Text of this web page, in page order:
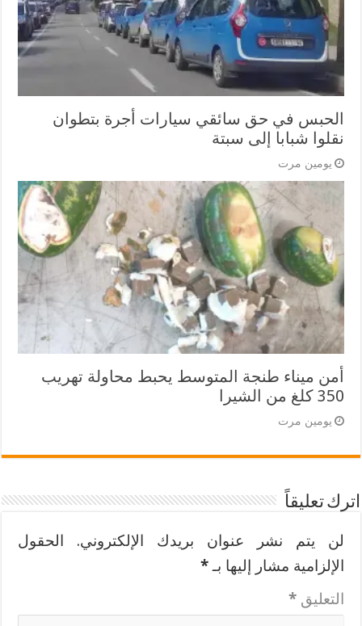
الحبس في حق سائقي سيارات أجرة بتطوان
نقلوا شبابا إلى سبتة
يومين مرت
أمن ميناء طنجة المتوسط يحبط محاولة تهريب
350 كلغ من الشيرا
يومين مرت
اترك تعليقاً
لن يتم نشر عنوان بريدك الإلكتروني.
الحقول
الإلزامية مشار إليها بـ*
التعليق*